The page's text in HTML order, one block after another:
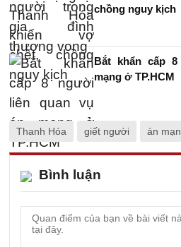
chồng nguy kịch
Bắt khẩn cấp
mạng ở TP.HCM
Thanh Hóa giết người án
Bình luận